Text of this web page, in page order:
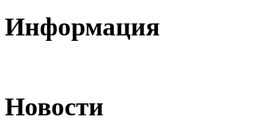
Информация
Новости